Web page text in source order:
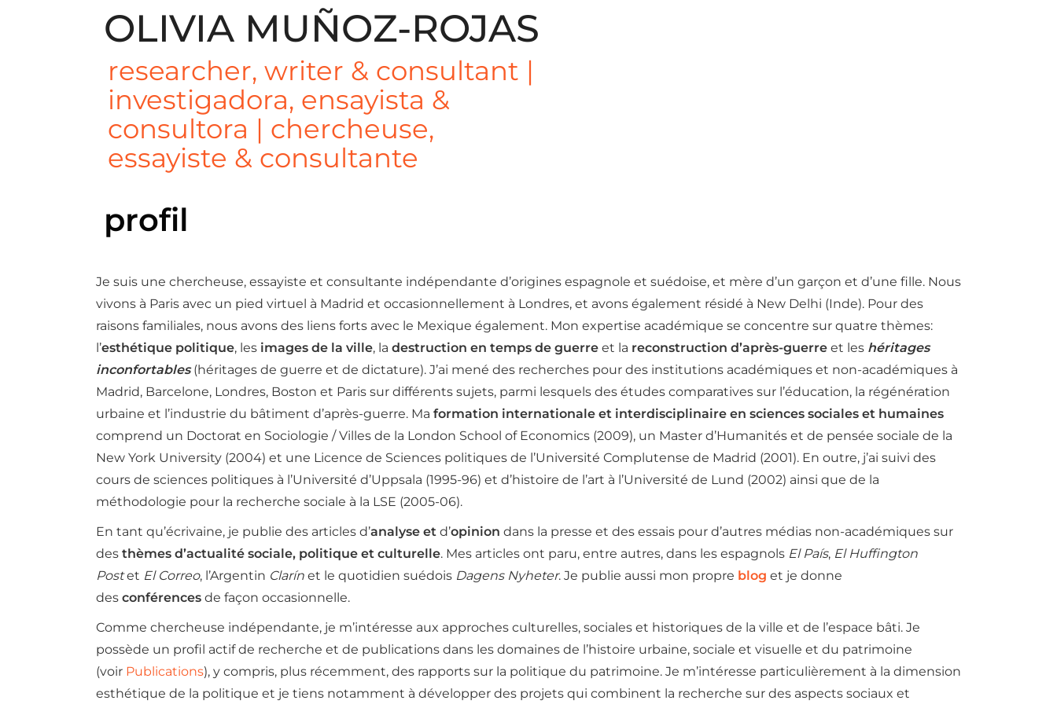
OLIVIA MUÑOZ-ROJAS
researcher, writer & consultant |
investigadora, ensayista &
consultora | chercheuse,
essayiste & consultante
profil
Je suis une chercheuse, essayiste et consultante indépendante d’origines espagnole et suédoise, et mère d’un garçon et d’une fille. Nous
vivons à Paris avec un pied virtuel à Madrid et occasionnellement à Londres, et avons également résidé à New Delhi (Inde). Pour des
raisons familiales, nous avons des liens forts avec le Mexique également. Mon expertise académique se concentre sur quatre thèmes:
l’esthétique politique, les images de la ville, la destruction en temps de guerre et la reconstruction d’après-guerre et les héritages
inconfortables(héritages de guerre et de dictature). J’ai mené des recherches pour des institutions académiques et non-académiques à
Madrid, Barcelone, Londres, Boston et Paris sur différents sujets, parmi lesquels des études comparatives sur l’éducation, la régénération
urbaine et l’industrie du bâtiment d’après-guerre. Ma formation internationale et interdisciplinaire en sciences sociales et humaines
comprend un Doctorat en Sociologie / Villes de la London School of Economics (2009), un Master d’Humanités et de pensée sociale de la
New York University (2004) et une Licence de Sciences politiques de l’Université Complutense de Madrid (2001). En outre, j’ai suivi des
cours de sciences politiques à l’Université d’Uppsala (1995-96) et d’histoire de l’art à l’Université de Lund (2002) ainsi que de la
méthodologie pour la recherche sociale à la LSE (2005-06).
En tant qu’écrivaine, je publie des articles d’analyse et d’opinion dans la presse et des essais pour d’autres médias non-académiques sur
des thèmes d’actualité sociale, politique et culturelle. Mes articles ont paru, entre autres, dans les espagnols El País, El Huffington
Postet El Correo, l’Argentin Clarín et le quotidien suédois Dagens Nyheter. Je publie aussi mon propre blog et je donne
des conférences de façon occasionnelle.
Comme chercheuse indépendante, je m’intéresse aux approches culturelles, sociales et historiques de la ville et de l’espace bâti. Je
possède un profil actif de recherche et de publications dans les domaines de l’histoire urbaine, sociale et visuelle et du patrimoine
(voir Publications), y compris, plus récemment, des rapports sur la politique du patrimoine. Je m’intéresse particulièrement à la dimension
esthétique de la politique et je tiens notamment à développer des projets qui combinent la recherche sur des aspects sociaux et